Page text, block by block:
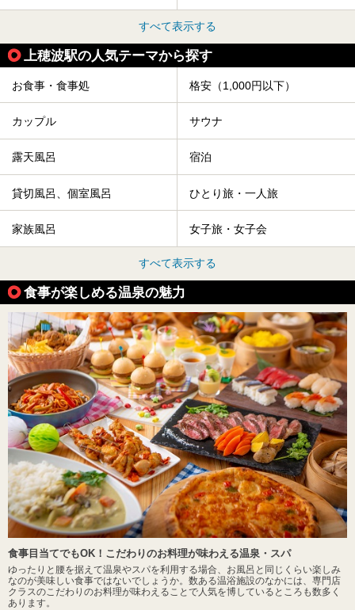
すべて表示する
上穂波駅の人気テーマから探す
お食事・食事処 格安（1,000円以下）
カップル サウナ
露天風呂 宿泊
貸切風呂、個室風呂 ひとり旅・一人旅
家族風呂 女子旅・女子会
すべて表示する
食事が楽しめる温泉の魅力
食事目当てでもOK！こだわりのお料理が味わえる温泉・スパ
ゆったりと腰を据えて温泉やスパを利用する場合、お風呂と同じくらい楽しみ
なのが美味しい食事ではないでしょうか。数ある温浴施設のなかには、専門店
クラスのこだわりのお料理が味わえることで人気を博しているところも数多く
あります。